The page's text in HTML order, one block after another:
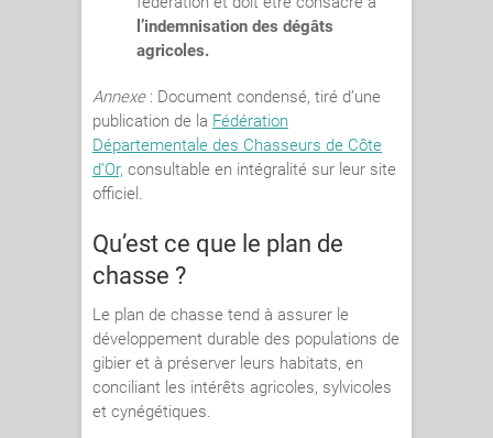
l’indemnisation des dégâts
agricoles.
Annexe: Document condensé, tiré d’une
publication de la Fédération
Départementale des Chasseurs de Côte
d’Or, consultable en intégralité sur leur site
officiel.
Qu’est ce que le plan de
chasse ?
Le plan de chasse tend à assurer le
développement durable des populations de
gibier et à préserver leurs habitats, en
conciliant les intérêts agricoles, sylvicoles
et cynégétiques.